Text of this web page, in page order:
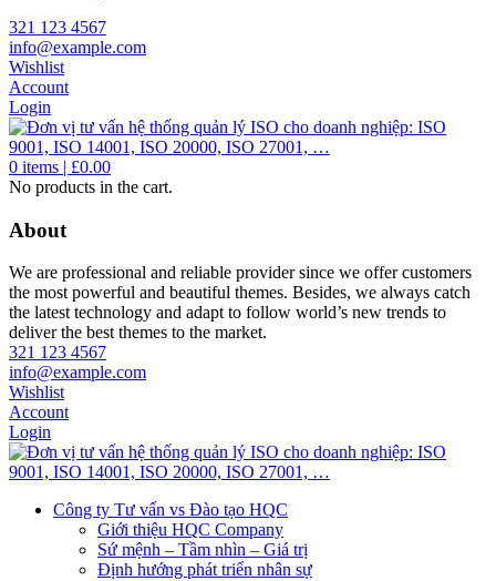
321 123 4567
info@example.com
Wishlist
Account
Login
0 items | £0.00
No products in the cart.
About
We are professional and reliable provider since we offer customers
the most powerful and beautiful themes. Besides, we always catch
the latest technology and adapt to follow world’s new trends to
deliver the best themes to the market.
321 123 4567
info@example.com
Wishlist
Account
Login
Công ty Tư vấn vs Đào tạo HQC
Giới thiệu HQC Company
Sứ mệnh – Tầm nhìn – Giá trị
Định hướng phát triển nhân sự